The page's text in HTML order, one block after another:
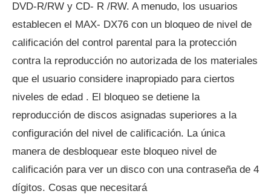
DVD-R/RW y CD- R /RW. A menudo, los usuarios
establecen el MAX- DX76 con un bloqueo de nivel de
calificación del control parental para la protección
contra la reproducción no autorizada de los materiales
que el usuario considere inapropiado para ciertos
niveles de edad . El bloqueo se detiene la
reproducción de discos asignadas superiores a la
configuración del nivel de calificación. La única
manera de desbloquear este bloqueo nivel de
calificación para ver un disco con una contraseña de 4
dígitos. Cosas que necesitará